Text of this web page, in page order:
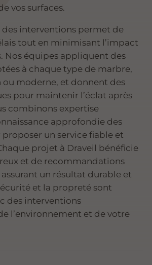
vos surfaces.
interventions permet de
tout en minimisant l’impact
Nos équipes appliquent des
à chaque type de marbre,
ou moderne, et donnent des
pour maintenir l’éclat après
combinons expertise
approfondie des
un service fiable et
projet à Draveil bénéficie
et de recommandations
assurant un résultat durable et
et la propreté sont
des interventions
l’environnement et de votre